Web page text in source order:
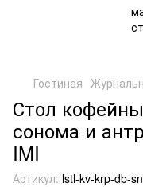
Гостиная
Стол
сонома и
IMI
Артикул: lstl-kv-krp-db-